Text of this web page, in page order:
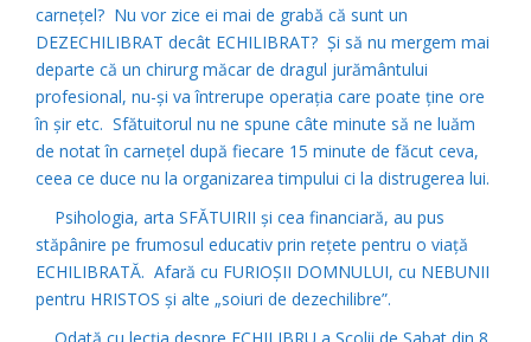
carneţel? Nu vor zice ei mai de grabă că sunt un
DEZECHILIBRAT decât ECHILIBRAT? Şi să nu mergem mai
departe că un chirurg măcar de dragul jurământului
profesional, nu-şi va întrerupe operaţia care poate ţine ore
în şir etc. Sfătuitorul nu ne spune câte minute să ne luăm
de notat în carneţel după fiecare 15 minute de făcut ceva,
ceea ce duce nu la organizarea timpului ci la distrugerea lui.
Psihologia, arta SFĂTUIRII şi cea financiară, au pus
stăpânire pe frumosul educativ prin reţete pentru o viaţă
ECHILIBRATĂ. Afară cu FURIOŞII DOMNULUI, cu NEBUNII
pentru HRISTOS şi alte „soiuri de dezechilibre”.